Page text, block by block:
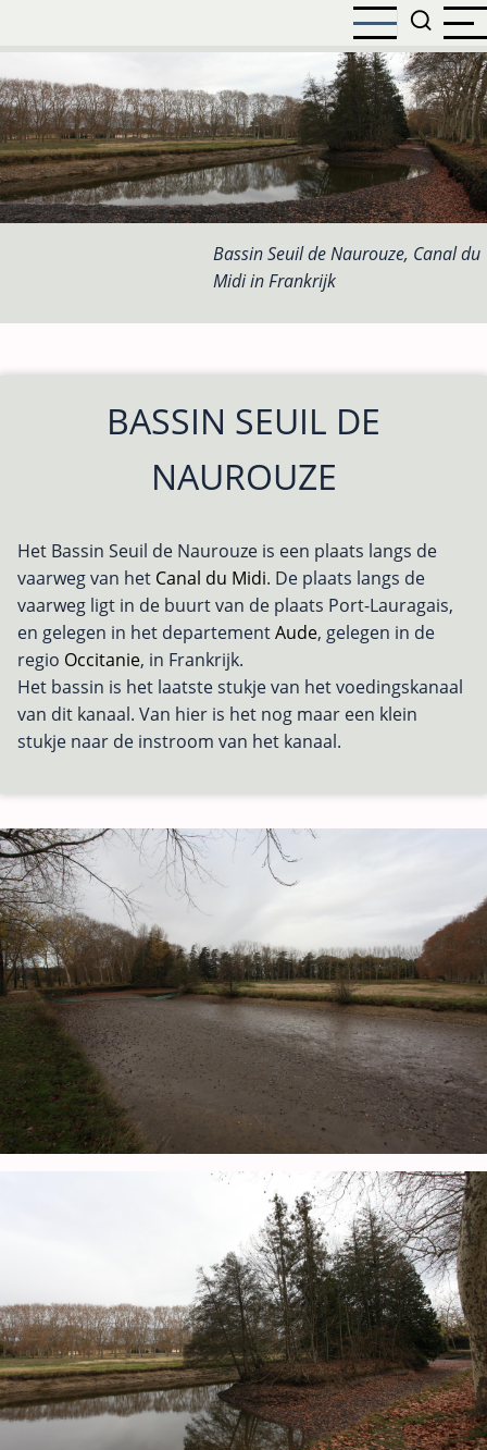
de
inhoud
gaan
Bassin Seuil de Naurouze, Canal du
Midi in Frankrijk
BASSIN SEUIL DE
NAUROUZE
Het Bassin Seuil de Naurouze is een plaats langs de
vaarweg van het Canal du Midi. De plaats langs de
vaarweg ligt in de buurt van de plaats Port-Lauragais,
en gelegen in het departementAude, gelegen in de
regio Occitanie, in Frankrijk.
Het bassin is het laatste stukje van het voedingskanaal
van dit kanaal. Van hier is het nog maar een klein
stukje naar de instroom van het kanaal.